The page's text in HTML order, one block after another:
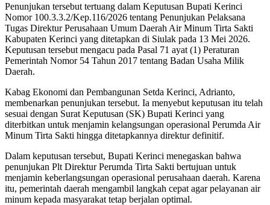
Penunjukan tersebut tertuang dalam Keputusan Bupati Kerinci
Nomor 100.3.3.2/Kep.116/2026 tentang Penunjukan Pelaksana
Tugas Direktur Perusahaan Umum Daerah Air Minum Tirta Sakti
Kabupaten Kerinci yang ditetapkan di Siulak pada 13 Mei 2026.
Keputusan tersebut mengacu pada Pasal 71 ayat (1) Peraturan
Pemerintah Nomor 54 Tahun 2017 tentang Badan Usaha Milik
Daerah.
Kabag Ekonomi dan Pembangunan Setda Kerinci, Adrianto,
membenarkan penunjukan tersebut. Ia menyebut keputusan itu telah
sesuai dengan Surat Keputusan (SK) Bupati Kerinci yang
diterbitkan untuk menjamin kelangsungan operasional Perumda Air
Minum Tirta Sakti hingga ditetapkannya direktur definitif.
Dalam keputusan tersebut, Bupati Kerinci menegaskan bahwa
penunjukan Plt Direktur Perumda Tirta Sakti bertujuan untuk
menjamin keberlangsungan operasional perusahaan daerah. Karena
itu, pemerintah daerah mengambil langkah cepat agar pelayanan air
minum kepada masyarakat tetap berjalan optimal.